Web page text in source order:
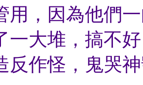
用，因為他們
一大堆，搞不
反作怪，鬼哭